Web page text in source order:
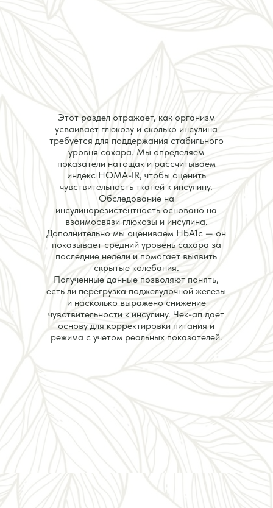
Этот раздел отражает, как организм
усваивает глюкозу и сколько инсулина
требуется для поддержания стабильного
уровня сахара. Мы определяем
показатели натощак и рассчитываем
индекс HOMA-IR, чтобы оценить
чувствительность тканей к инсулину.
Обследование на
инсулинорезистентность основано на
взаимосвязи глюкозы и инсулина.
Дополнительно мы оцениваем HbA1c — он
показывает средний уровень сахара за
последние недели и помогает выявить
скрытые колебания.
Полученные данные позволяют понять,
есть ли перегрузка поджелудочной железы
и насколько выражено снижение
чувствительности к инсулину. Чек-ап дает
основу для корректировки питания и
режима с учетом реальных показателей.